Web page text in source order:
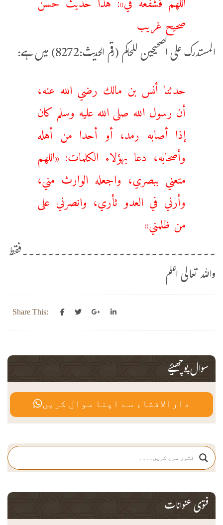
صحيح غريب
المستدرک علی الصحیحین للحاکم (رقم الحدیث:8272) میں ہے:
حدثنا أنس بن مالك رضي الله عنه،
أن رسول الله صلى الله عليه وسلم كان
إذا أصابه رمد، أو أحدا من أهله
وأصحابه، دعا بهؤلاء الكلمات: «اللهم
‌متعني ‌ببصري، واجعله الوارث مني،
وأرني في العدو ثأري، وانصرني على
من ظلمني»
۔۔۔۔۔۔۔۔۔۔۔۔۔۔۔۔۔۔۔۔۔۔۔۔۔۔۔۔۔۔فقط
واللہ تعالی اعلم
Share This:
سوال پوچھیئے
دارالافتاء سے اپنا سوال کریں
فتوی عنوانات